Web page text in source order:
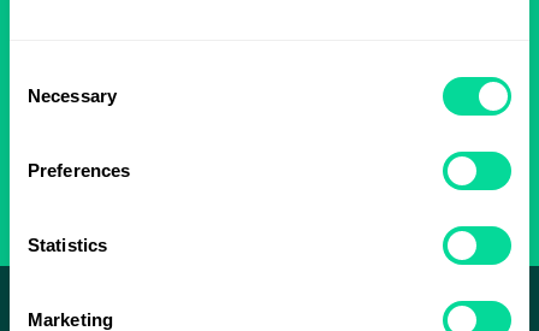
Selection
Necessary
Preferences
Statistics
Marketing
Kontakta oss om du inte hittar det du söker